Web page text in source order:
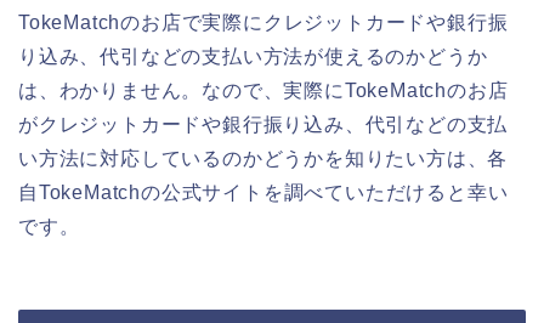
TokeMatchのお店で実際にクレジットカードや銀行振
り込み、代引などの支払い方法が使えるのかどうか
は、わかりません。なので、実際にTokeMatchのお店
がクレジットカードや銀行振り込み、代引などの支払
い方法に対応しているのかどうかを知りたい方は、各
自TokeMatchの公式サイトを調べていただけると幸い
です。